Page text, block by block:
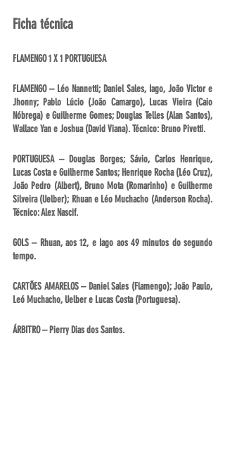
Ficha técnica
FLAMENGO 1 X 1 PORTUGUESA
FLAMENGO – Léo Nannetti; Daniel Sales, Iago, João Victor e
Jhonny; Pablo Lúcio (João Camargo), Lucas Vieira (Caio
Nóbrega) e Guilherme Gomes; Douglas Telles (Alan Santos),
Wallace Yan e Joshua (David Viana). Técnico: Bruno Pivetti.
PORTUGUESA – Douglas Borges; Sávio, Carlos Henrique,
Lucas Costa e Guilherme Santos; Henrique Rocha (Léo Cruz),
João Pedro (Albert), Bruno Mota (Romarinho) e Guilherme
Silveira (Uelber); Rhuan e Léo Muchacho (Anderson Rocha).
Técnico: Alex Nascif.
GOLS – Rhuan, aos 12, e Iago aos 49 minutos do segundo
tempo.
CARTÕES AMARELOS – Daniel Sales (Flamengo); João Paulo,
Leó Muchacho, Uelber e Lucas Costa (Portuguesa).
ÁRBITRO – Pierry Dias dos Santos.